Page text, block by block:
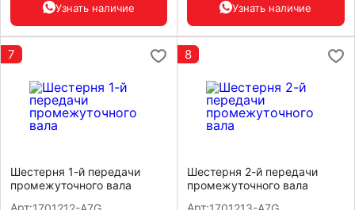
Узнать наличие Узнать наличие
7
Шестерня 1-й передачи
промежуточного вала
Арт:
8
Шестерня 2-й передачи
промежуточного вала
Арт: